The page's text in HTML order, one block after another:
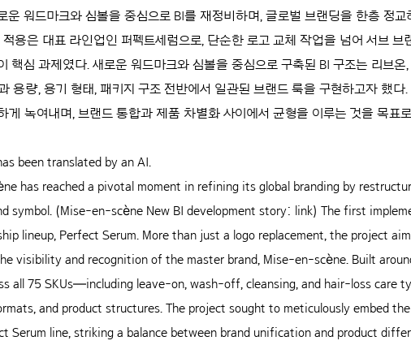
운 워드마크와 심볼을 중심으로 BI를 재정비하며, 글로벌 브랜딩을 한층 정
적용은 대표 라인업인 퍼펙트세럼으로, 단순한 로고 교체 작업을 넘어 서브
핵심 과제였다. 새로운 워드마크와 심볼을 중심으로 구축된 BI 구조는 리브
용량, 용기 형태, 패키지 구조 전반에서 일관된 브랜드 룩을 구현하고자 했다
게 녹여내며, 브랜드 통합과 제품 차별화 사이에서 균형을 이루는 것을 목표
been translated by an AI.
has reached a pivotal moment in refining its global branding by
symbol. (Mise-en-scène New BI development story:
link) The first
lineup, Perfect Serum. More than just a logo replacement, the project
visibility and recognition of the master brand, Mise-en-scène. Built
all 75 SKUs—including leave-on, wash-off, cleansing, and hair-loss care
and product structures. The project sought to meticulously embed
Serum line, striking a balance between brand unification and product